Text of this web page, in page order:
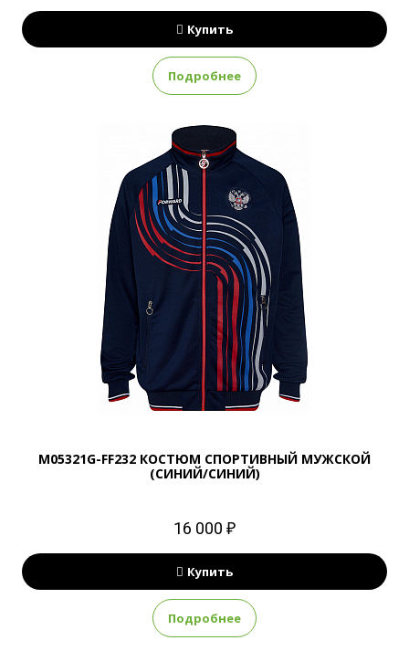
Купить
Подробнее
M05321G-FF232 КОСТЮМ СПОРТИВНЫЙ МУЖСКОЙ
(СИНИЙ/СИНИЙ)
16 000 ₽
Купить
Подробнее